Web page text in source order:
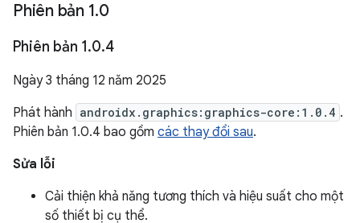
Phiên bản 1.0
Phiên bản 1.0.4
Ngày 3 tháng 12 năm 2025
Phát hành androidx.graphics:graphics-core:1.0.4 .
Phiên bản 1.0.4 bao gồm các thay đổi sau.
Sửa lỗi
Cải thiện khả năng tương thích và hiệu suất cho một
số thiết bị cụ thể.